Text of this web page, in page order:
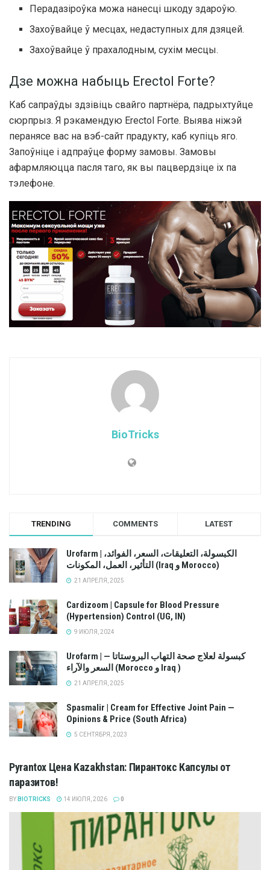
Перадазіроўка можа нанесці шкоду здароўю.
Захоўвайце ў месцах, недаступных для дзяцей.
Захоўвайце ў прахалодным, сухім месцы.
Дзе можна набыць Erectol Forte?
Каб сапраўды здзівіць свайго партнёра, падрыхтуйце
сюрпрыз. Я рэкамендую Erectol Forte. Выява ніжэй
перанясе вас на вэб-сайт прадукту, каб купіць яго.
Запоўніце і адпраўце форму замовы. Замовы
афармляюцца пасля таго, як вы пацвердзіце іх па
тэлефоне.
BioTricks
TRENDING COMMENTS LATEST
Urofarm | الكبسولة، التعليقات، السعر، الفوائد،
التأثير، العمل، المكونات (Iraq و Morocco)
21 АПРЕЛЯ, 2025
Cardizoom | Capsule for Blood Pressure
(Hypertension) Control (UG, IN)
9 ИЮЛЯ, 2024
Urofarm | كبسولة لعلاج صحة التهاب البروستاتا —
السعر والآراء (Morocco و Iraq )
21 АПРЕЛЯ, 2025
Spasmalir | Cream for Effective Joint Pain —
Opinions & Price (South Africa)
5 СЕНТЯБРЯ, 2023
Pyrantox Цена Kazakhstan: Пирантокс Капсулы от
паразитов!
BY BIOTRICKS 14 ИЮЛЯ, 2026 0